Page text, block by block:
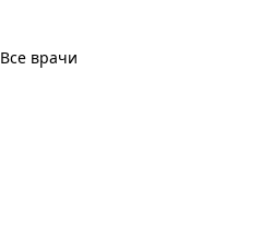
Все врачи